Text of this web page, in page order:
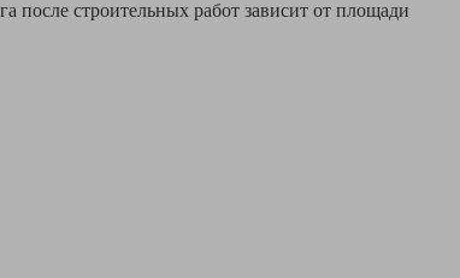
после строительных работ зависит от площади